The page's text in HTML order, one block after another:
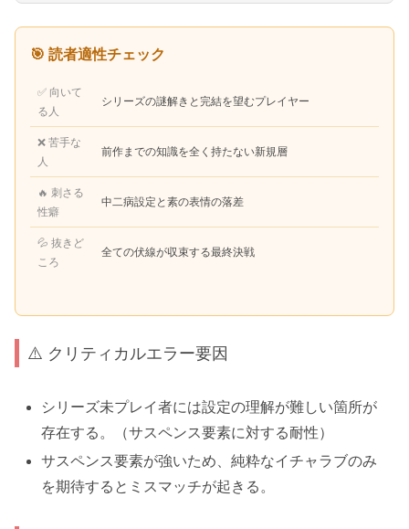
🎯 読者適性チェック
✅ 向いて
る人
シリーズの謎解きと完結を望むプレイヤー
❌ 苦手な
人
前作までの知識を全く持たない新規層
🔥 刺さる
性癖
中二病設定と素の表情の落差
💦 抜きど
ころ
全ての伏線が収束する最終決戦
⚠️ クリティカルエラー要因
シリーズ未プレイ者には設定の理解が難しい箇所が
存在する。（サスペンス要素に対する耐性）
サスペンス要素が強いため、純粋なイチャラブのみ
を期待するとミスマッチが起きる。